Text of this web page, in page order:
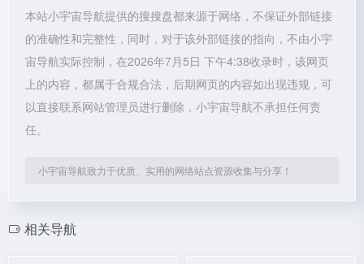
本站小宇宙导航提供的搜搜盘都来源于网络，不保证外部链接
的准确性和完整性，同时，对于该外部链接的指向，不由小宇
宙导航实际控制，在2026年7月5日 下午4:38收录时，该网页
上的内容，都属于合规合法，后期网页的内容如出现违规，可
以直接联系网站管理员进行删除，小宇宙导航不承担任何责
任。
小宇宙导航致力于优质、实用的网络站点资源收集与分享！
相关导航